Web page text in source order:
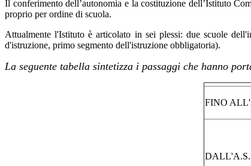
Il conferimento dell’autonomia e la costituzione dell’Istituto
proprio per ordine di scuola.
Attualmente l'Istituto è articolato in sei plessi: due scuole
d'istruzione, primo segmento dell'istruzione obbligatoria).
La seguente tabella sintetizza i passaggi che hanno
FINO
DALL'A.S.